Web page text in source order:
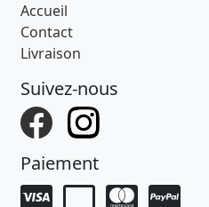
Accueil
Contact
Livraison
Suivez-nous
Paiement